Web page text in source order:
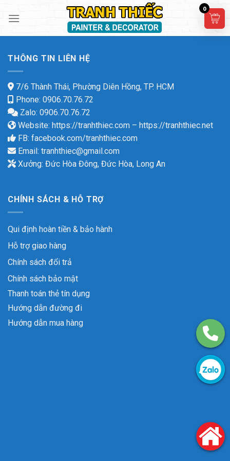
THÔNG TIN LIÊN HỆ
7/6 Thành Thái, Phường Diên Hồng, TP. HCM
Phone: 0906.70.76.72
Zalo: 0906.70.76.72
Website: https://tranhthiec.com – https://tranhthiec.net
FB: facebook.com/tranhthiec.com
Email: tranhthiec@gmail.com
Xưởng: Đức Hòa Đông, Đức Hòa, Long An
CHÍNH SÁCH & HỖ TRỢ
Qui định hoàn tiền & bảo hành
Hỗ trợ giao hàng
Chính sách đổi trả
Chính sách bảo mật
Thanh toán thẻ tín dụng
Hướng dẫn đường đi
Hướng dẫn mua hàng
0